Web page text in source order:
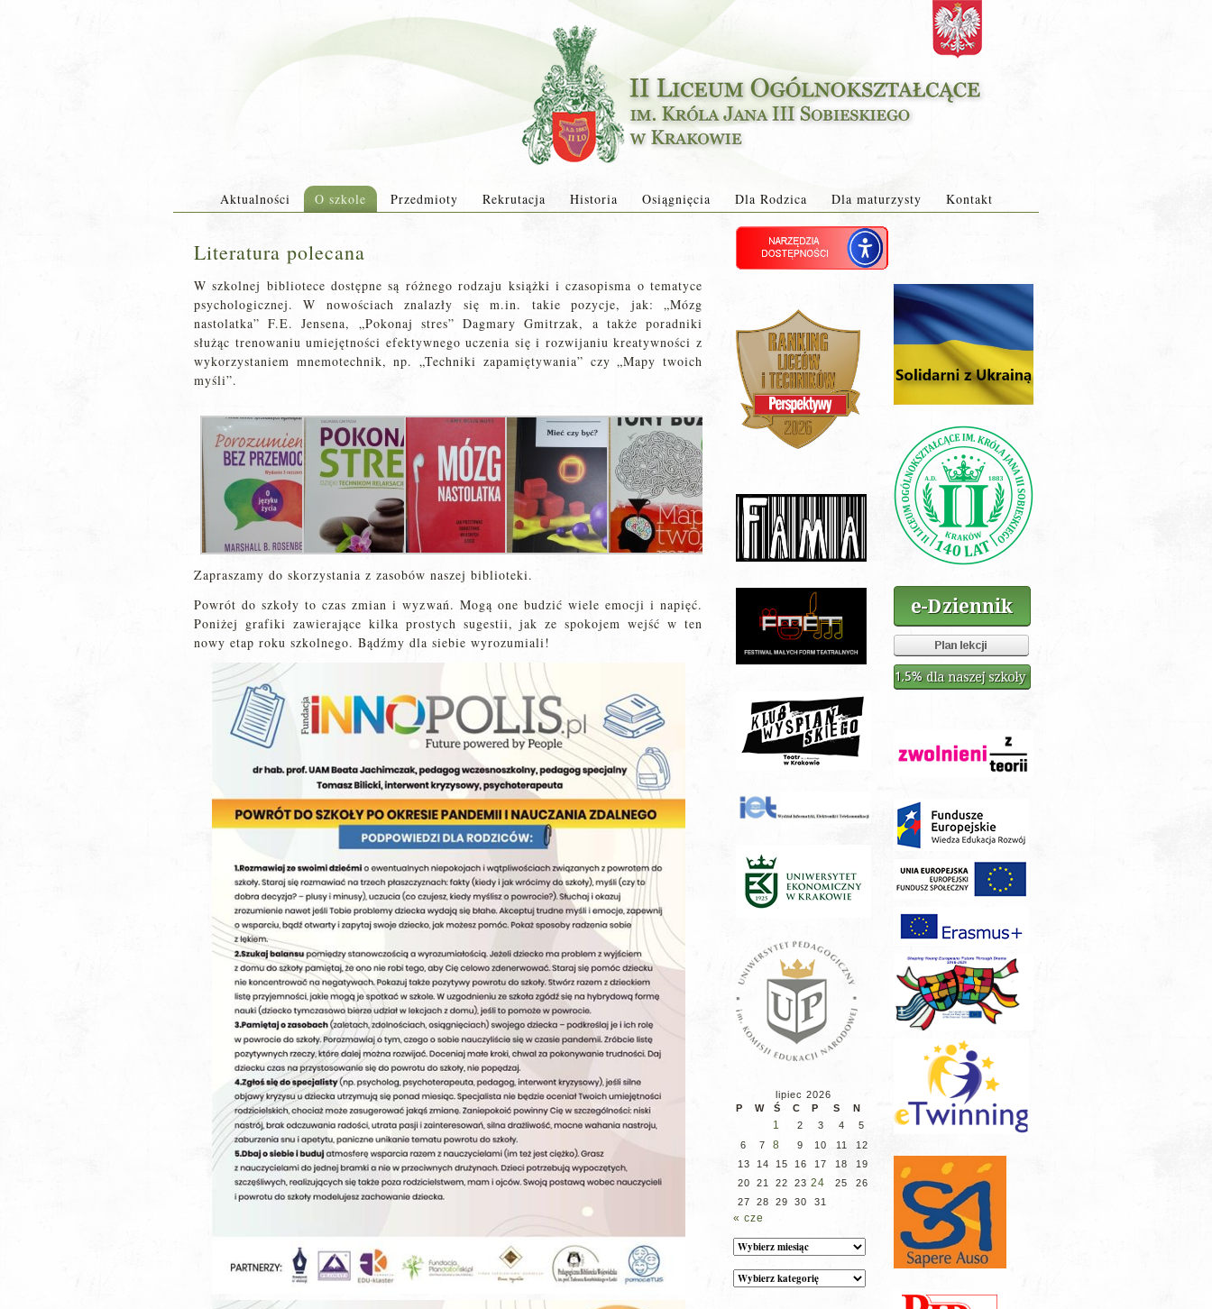
Aktualności O szkole Przedmioty Rekrutacja Historia Osiągnięcia Dla Rodzica Dla maturzysty Kontakt
Literatura polecana
W szkolnej bibliotece dostępne są różnego rodzaju książki i czasopisma o tematyce
psychologicznej. W nowościach znalazły się m.in. takie pozycje, jak: „Mózg
nastolatka” F.E. Jensena, „Pokonaj stres” Dagmary Gmitrzak, a także poradniki
służąc trenowaniu umiejętności efektywnego uczenia się i rozwijaniu kreatywności z
wykorzystaniem mnemotechnik, np. „Techniki zapamiętywania” czy „Mapy twoich
myśli”.
Zapraszamy do skorzystania z zasobów naszej biblioteki.
Powrót do szkoły to czas zmian i wyzwań. Mogą one budzić wiele emocji i napięć.
Poniżej grafiki zawierające kilka prostych sugestii, jak ze spokojem wejść w ten
nowy etap roku szkolnego. Bądźmy dla siebie wyrozumiali!
lipiec 2026
P
W Ś C P S N
1 2 3 4
5
6
7 8 9 10 11
12
13
14 15 16 17 18
19
20
21 22 23 24 25
26
27
28 29 30 31
« cze
Archiwum
Kategorie
wpisów